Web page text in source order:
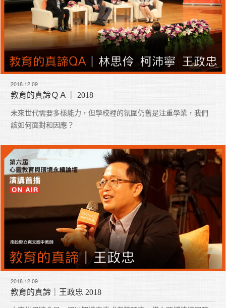
2018.12.09
教育的真諦ＱＡ｜ 2018
未來世代需要多樣能力，但學校裡的氛圍仍舊是注重學業，我們
該如何面對和因應？
2018.12.09
教育的真諦｜王政忠 2018